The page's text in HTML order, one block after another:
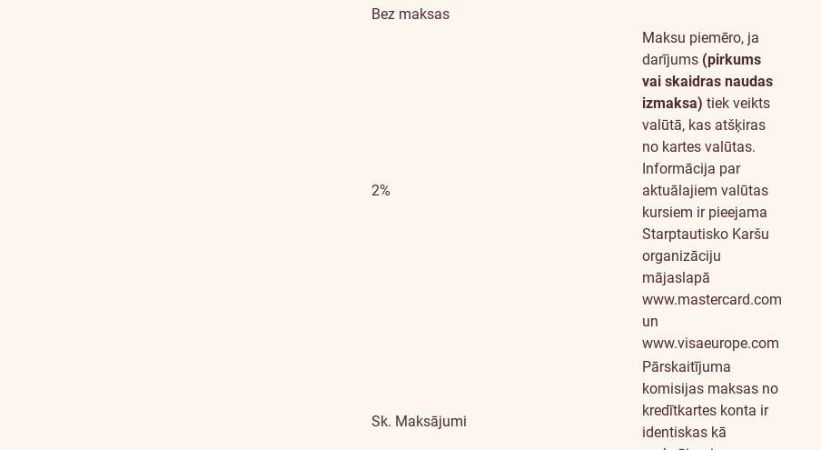
Bez maksas
2%
Maksu piemēro, ja
darījums (pirkums
vai skaidras naudas
izmaksa) tiek veikts
valūtā, kas atšķiras
no kartes valūtas.
Informācija par
aktuālajiem valūtas
kursiem ir pieejama
Starptautisko Karšu
organizāciju
mājaslapā
www.mastercard.com
un
www.visaeurope.com
Sk. Maksājumi
Pārskaitījuma
komisijas maksas no
kredītkartes konta ir
identiskas kā